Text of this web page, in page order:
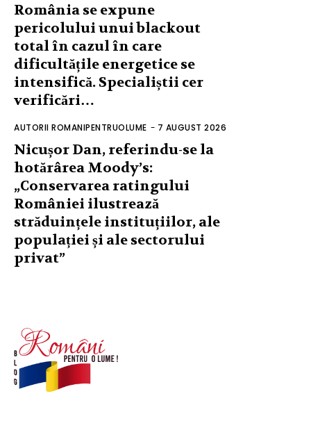
România se expune
pericolului unui blackout
total în cazul în care
dificultățile energetice se
intensifică. Specialiștii cer
verificări…
AUTORII ROMANIPENTRUOLUME - 7 AUGUST 2026
Nicușor Dan, referindu-se la
hotărârea Moody’s:
„Conservarea ratingului
României ilustrează
străduințele instituțiilor, ale
populației și ale sectorului
privat”